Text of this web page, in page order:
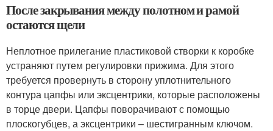
После закрывания между полотном и рамой
остаются щели
Неплотное прилегание пластиковой створки к коробке
устраняют путем регулировки прижима. Для этого
требуется провернуть в сторону уплотнительного
контура цапфы или эксцентрики, которые расположены
в торце двери. Цапфы поворачивают с помощью
плоскогубцев, а эксцентрики – шестигранным ключом.